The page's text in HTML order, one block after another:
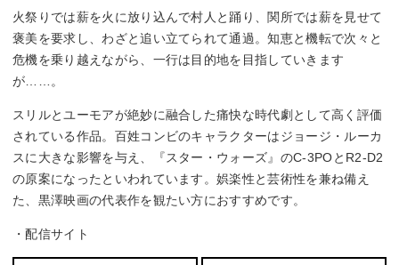
火祭りでは薪を火に放り込んで村人と踊り、関所では薪を見せて
褒美を要求し、わざと追い立てられて通過。知恵と機転で次々と
危機を乗り越えながら、一行は目的地を目指していきます
が……。
スリルとユーモアが絶妙に融合した痛快な時代劇として高く評価
されている作品。百姓コンビのキャラクターはジョージ・ルーカ
スに大きな影響を与え、『スター・ウォーズ』のC-3POとR2-D2
の原案になったといわれています。娯楽性と芸術性を兼ね備え
た、黒澤映画の代表作を観たい方におすすめです。
・配信サイト